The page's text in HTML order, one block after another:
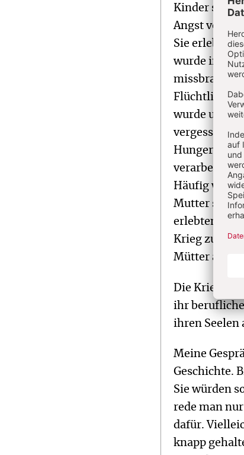
Kinder
Angst von
Sie erlebten
wurde in
Flüchtlinge
wurde unter
vergessen:
Hunger.
verarbeiten.
Häufig
Mutter sich
erlebten, wie
Krieg
Mütter auch
Die
ihr
ihren Seelen
Meine
Geschichte.
Sie würden
rede man
dafür.
knapp